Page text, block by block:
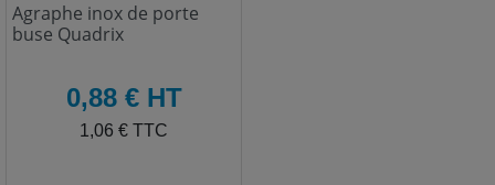
Agraphe inox de porte
buse Quadrix
0,88 € HT
1,06 € TTC